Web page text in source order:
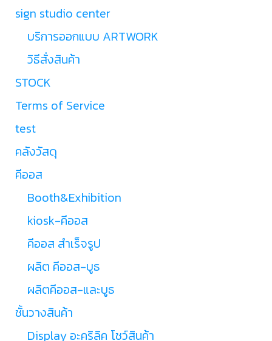
sign studio center
บริการออกแบบ ARTWORK
วิธีสั่งสินค้า
STOCK
Terms of Service
test
คลังวัสดุ
คีออส
Booth&Exhibition
kiosk-คีออส
คีออส สำเร็จรูป
ผลิต คีออส-บูธ
ผลิตคีออส-และบูธ
ชั้นวางสินค้า
Display อะคริลิค โชว์สินค้า